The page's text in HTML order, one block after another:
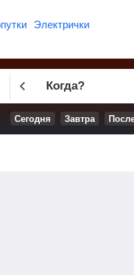
Электрички
Когда?
Сегодня Завтра